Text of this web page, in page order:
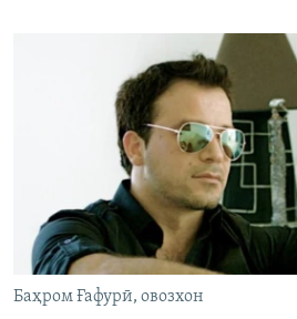
Баҳром Ғафурӣ, овозхон